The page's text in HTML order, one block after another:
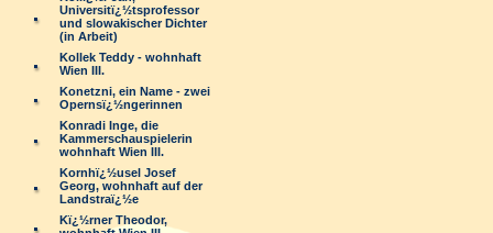
Universitï¿½tsprofessor
und slowakischer Dichter
(in Arbeit)
Kollek Teddy - wohnhaft
Wien III.
Konetzni, ein Name - zwei
Opernsï¿½ngerinnen
Konradi Inge, die
Kammerschauspielerin
wohnhaft Wien III.
Kornhï¿½usel Josef
Georg, wohnhaft auf der
Landstraï¿½e
Kï¿½rner Theodor,